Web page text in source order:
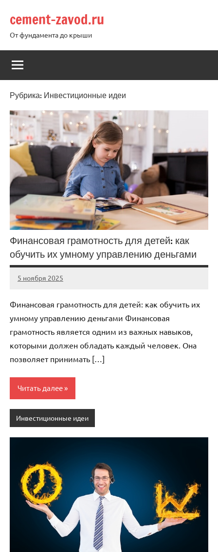
содержимому
cement-zavod.ru
От фундамента до крыши
Рубрика: Инвестиционные идеи
Финансовая грамотность для детей: как
обучить их умному управлению деньгами
5 ноября 2025
cement_zavod
Нет
Финансовая грамотность для детей: как обучить их
умному управлению деньгами Финансовая
грамотность является одним из важных навыков,
которыми должен обладать каждый человек. Она
позволяет принимать […]
Читать далее
Инвестиционные идеи